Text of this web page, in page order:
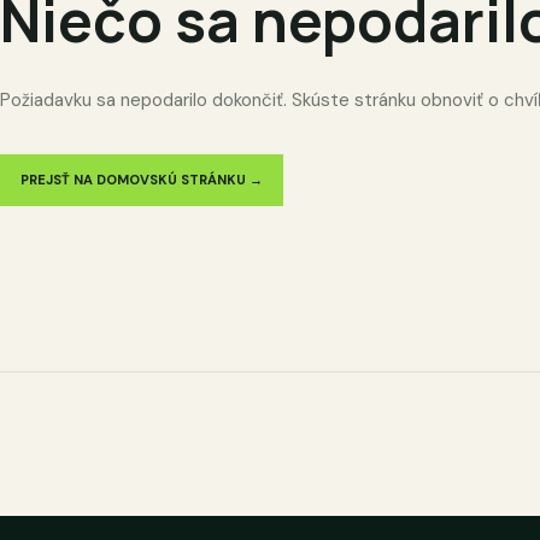
Niečo sa
Požiadavku sa nepodarilo dokončiť. Skúste stránku obnoviť o
PREJSŤ NA DOMOVSKÚ STRÁNKU →